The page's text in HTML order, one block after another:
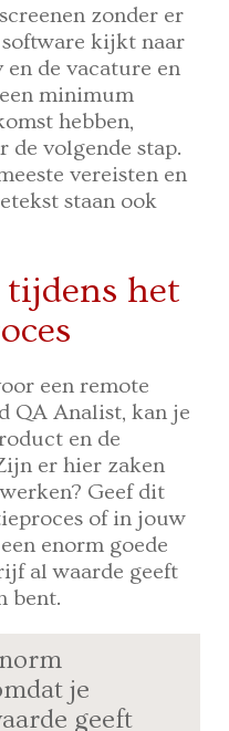
zonder er
kijkt naar
de vacature en
minimum
hebben,
volgende stap.
vereisten en
staan ook
tijdens het
een remote
QA Analist, kan je
en de
er hier zaken
Geef dit
of in jouw
enorm goede
al waarde geeft
bent.
je
geeft